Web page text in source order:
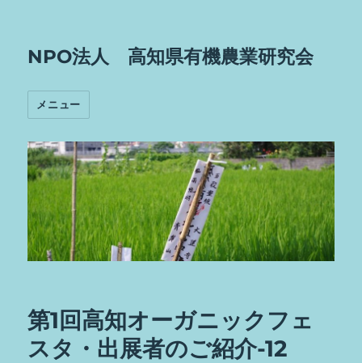
NPO法人 高知県有機農業研究会
メニュー
第1回高知オーガニックフェ
スタ・出展者のご紹介-12